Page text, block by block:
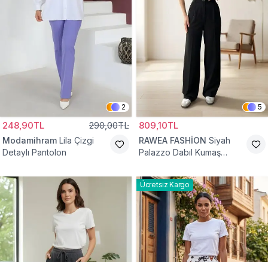
2
248,90TL 290,00TL
Modamihram Lila Çizgi
Detaylı Pantolon
5
809,10TL
RAWEA FASHİON Siyah
Palazzo Dabıl Kumaş
Ücretsiz Kargo